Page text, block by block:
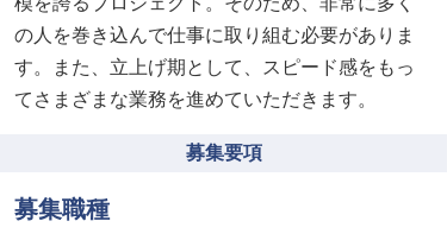
の人を巻き込んで仕事に取り組む必要がありま
す。また、立上げ期として、スピード感をもっ
てさまざまな業務を進めていただきます。
募集要項
募集職種